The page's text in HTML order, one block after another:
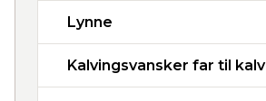
Lynne
Kalvingsvansker far til kalv